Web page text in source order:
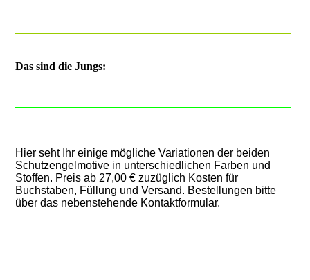
Das sind die Jungs:
Hier seht Ihr einige mögliche Variationen der beiden
Schutzengelmotive in unterschiedlichen Farben und
Stoffen. Preis ab 27,00 € zuzüglich Kosten für
Buchstaben, Füllung und Versand. Bestellungen bitte
über das nebenstehende Kontaktformular.